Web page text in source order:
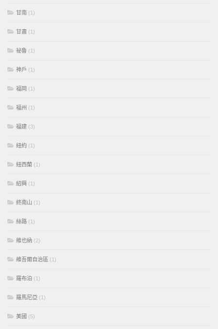
甘南 (1)
甘肅 (1)
祕魯 (1)
神戶 (1)
福岡 (1)
福州 (1)
福建 (3)
紐約 (1)
紐西蘭 (1)
紹興 (1)
終南山 (1)
絲路 (1)
維也納 (2)
維吾爾自治區 (1)
羅布泊 (1)
羅馬尼亞 (1)
美國 (5)